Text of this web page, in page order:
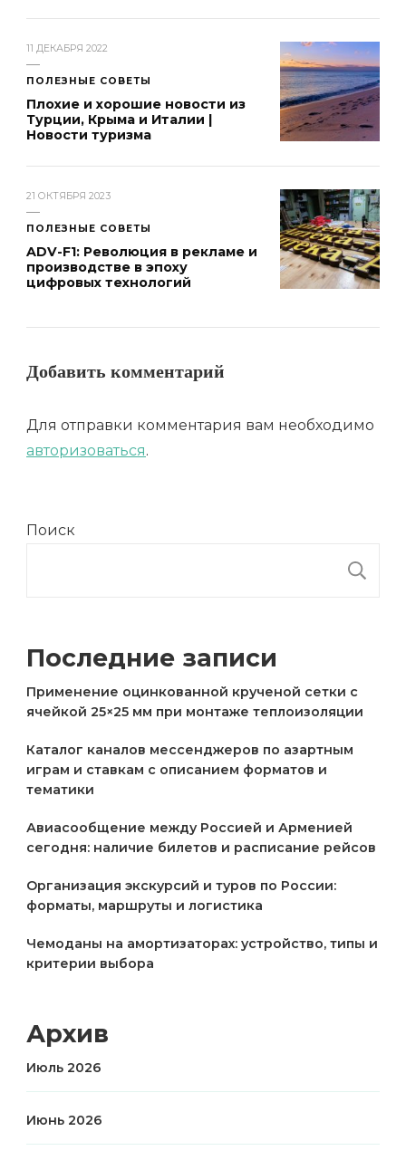
11 ДЕКАБРЯ 2022
ПОЛЕЗНЫЕ СОВЕТЫ
Плохие и хорошие новости из
Турции, Крыма и Италии |
Новости туризма
21 ОКТЯБРЯ 2023
ПОЛЕЗНЫЕ СОВЕТЫ
ADV-F1: Революция в рекламе и
производстве в эпоху
цифровых технологий
Добавить комментарий
Для отправки комментария вам необходимо
авторизоваться.
Поиск
Последние записи
Применение оцинкованной крученой сетки с
ячейкой 25×25 мм при монтаже теплоизоляции
Каталог каналов мессенджеров по азартным
играм и ставкам с описанием форматов и
тематики
Авиасообщение между Россией и Арменией
сегодня: наличие билетов и расписание рейсов
Организация экскурсий и туров по России:
форматы, маршруты и логистика
Чемоданы на амортизаторах: устройство, типы и
критерии выбора
Архив
Июль 2026
Июнь 2026